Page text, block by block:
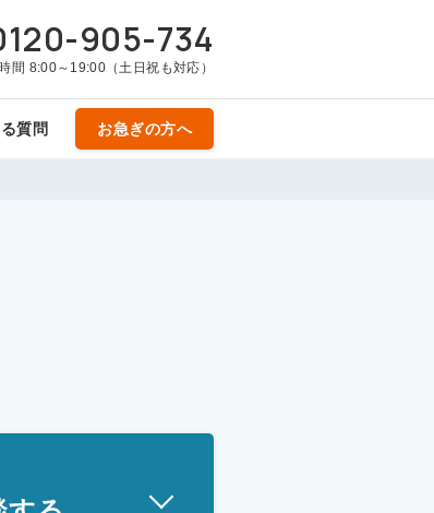
905-734
間 8:00～19:00（土日祝も対応）
質問 お急ぎの方へ